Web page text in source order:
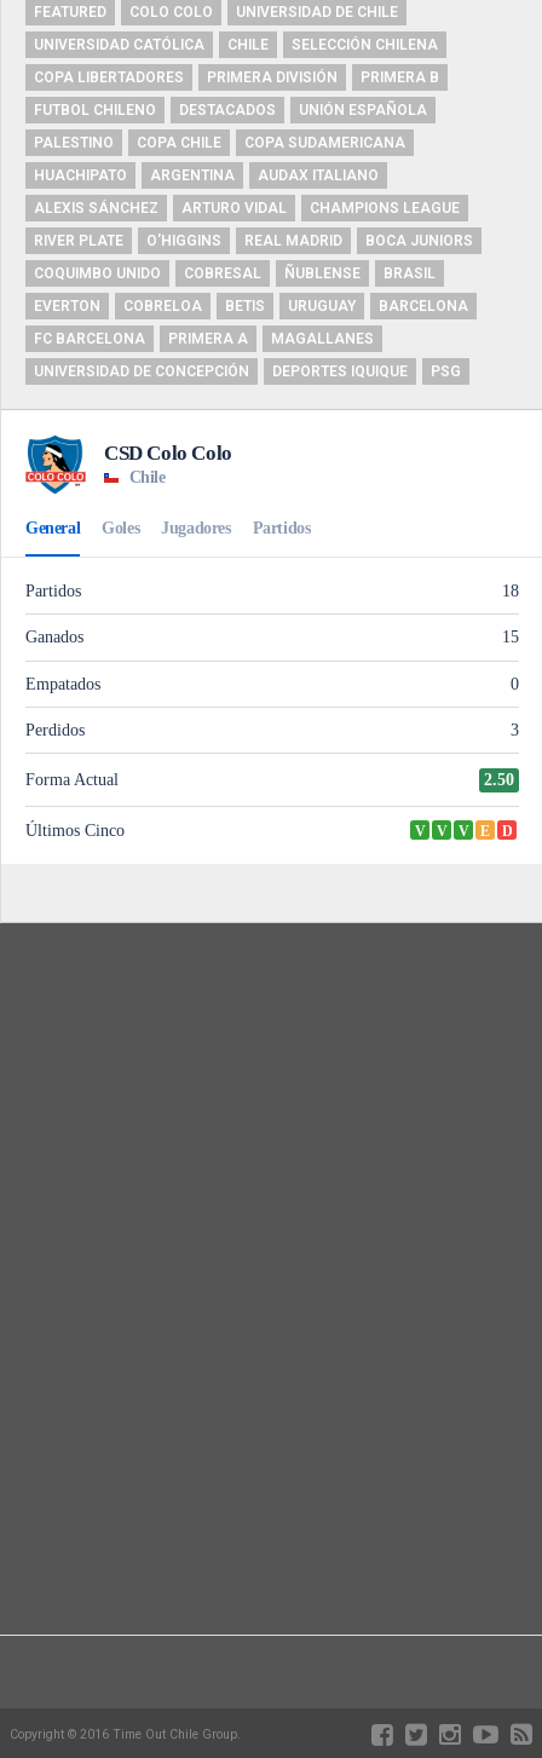
FEATURED COLO COLO
UNIVERSIDAD DE CHILE
UNIVERSIDAD CATÓLICA
CHILE
SELECCIÓN CHILENA
COPA LIBERTADORES
PRIMERA DIVISIÓN
PRIMERA B
FUTBOL CHILENO
DESTACADOS
UNIÓN ESPAÑOLA
PALESTINO
COPA CHILE
COPA SUDAMERICANA
HUACHIPATO
ARGENTINA
AUDAX ITALIANO
ALEXIS SÁNCHEZ
ARTURO VIDAL
CHAMPIONS LEAGUE
RIVER PLATE
O'HIGGINS REAL MADRID
BOCA JUNIORS
COQUIMBO UNIDO
COBRESAL ÑUBLENSE
BRASIL
EVERTON
COBRELOA BETIS URUGUAY
BARCELONA
FC BARCELONA
PRIMERA A
MAGALLANES
UNIVERSIDAD DE CONCEPCIÓN
DEPORTES IQUIQUE PSG
Copyright © 2016 Time Out Chile Group.